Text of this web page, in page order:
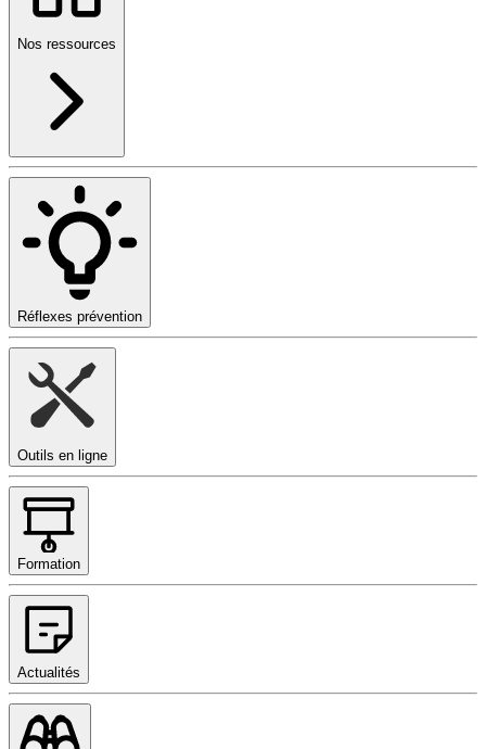
Nos ressources
Réflexes prévention
Outils en ligne
Formation
Actualités